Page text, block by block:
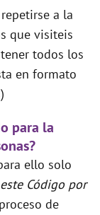
a la
que visiteis
todos los
en formato
)
para la
ello solo
Código por
de